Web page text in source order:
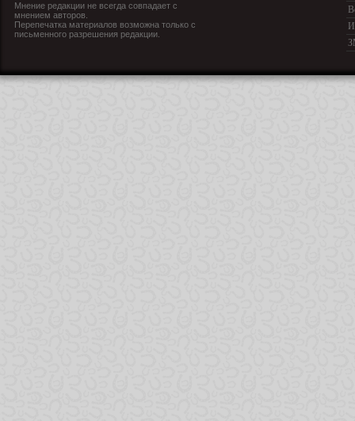
Мнение редакции не всегда совпадает с
мнением авторов.
Перепечатка материалов возможна только с
письменного разрешения редакции.